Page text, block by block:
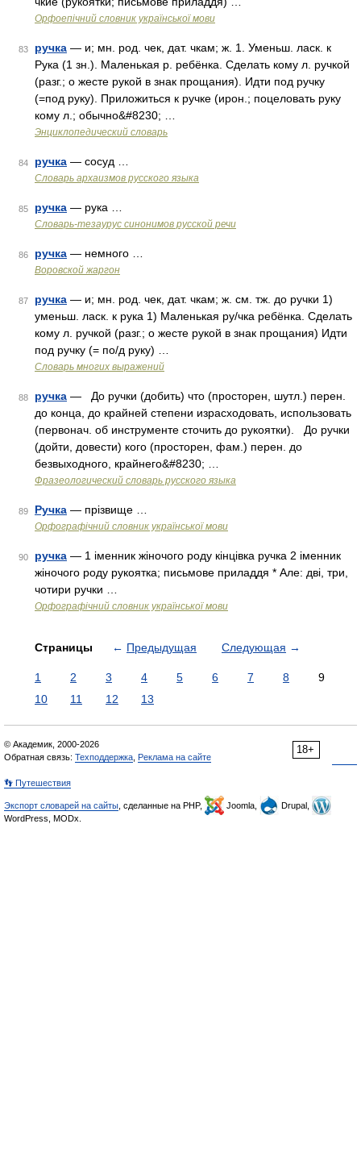
Орфоепічний словник української мови
83 ручка — и; мн. род. чек, дат. чкам; ж. 1. Уменьш. ласк. к
Рука (1 зн.). Маленькая р. ребёнка. Сделать кому л. ручкой
(разг.; о жесте рукой в знак прощания). Идти под ручку
(=под руку). Приложиться к ручке (ирон.; поцеловать руку
кому л.; обычно&#8230; …
Энциклопедический словарь
84 ручка — сосуд …
Cловарь архаизмов русского языка
85 ручка — рука …
Словарь-тезаурус синонимов русской речи
86 ручка — немного …
Воровской жаргон
87 ручка — и; мн. род. чек, дат. чкам; ж. см. тж. до ручки 1)
уменьш. ласк. к рука 1) Маленькая ру/чка ребёнка. Сделать
кому л. ручкой (разг.; о жесте рукой в знак прощания) Идти
под ручку (= по/д руку) …
Словарь многих выражений
88 ручка — До ручки (добить) что (просторен, шутл.) перен.
до конца, до крайней степени израсходовать, использовать
(первонач. об инструменте сточить до рукоятки). До ручки
(дойти, довести) кого (просторен, фам.) перен. до
безвыходного, крайнего&#8230; …
Фразеологический словарь русского языка
89 Ручка — прізвище …
Орфографічний словник української мови
90 ручка — 1 іменник жіночого роду кінцівка ручка 2 іменник
жіночого роду рукоятка; письмове приладдя * Але: дві, три,
чотири ручки …
Орфографічний словник української мови
Страницы ← Предыдущая Следующая →
1 2 3 4 5 6 7 8
9
10
11 12 13
18+
© Академик, 2000-2026
Обратная связь: Техподдержка Реклама на сайте
👣 Путешествия
Экспорт словарей на сайты , сделанные на PHP, Joomla,
Drupal,
WordPress, MODx.